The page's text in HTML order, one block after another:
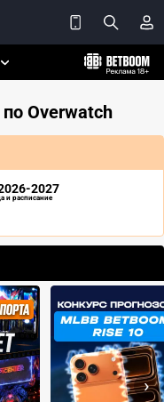
Overwatch
2027
и расписание
›